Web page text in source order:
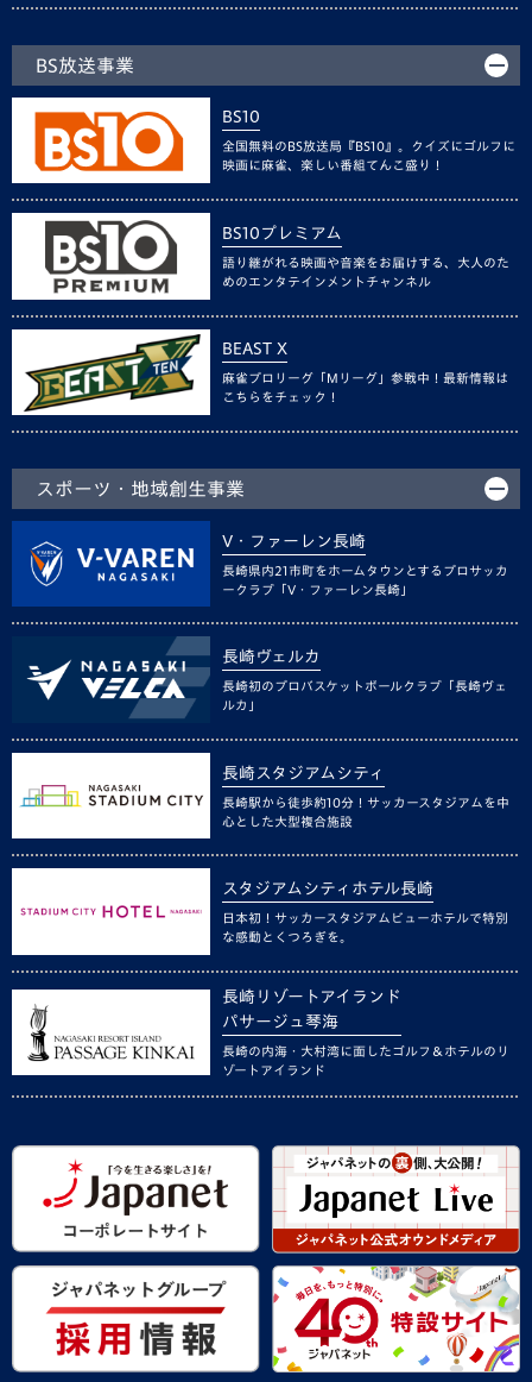
BS放送事業
BS10
全国無料のBS放送局『BS10』。クイズにゴルフに
映画に麻雀、楽しい番組てんこ盛り！
BS10プレミアム
語り継がれる映画や音楽をお届けする、大人のた
めのエンタテインメントチャンネル
BEAST X
麻雀プロリーグ「Mリーグ」参戦中！最新情報は
こちらをチェック！
スポーツ・地域創生事業
V・ファーレン長崎
長崎県内21市町をホームタウンとするプロサッカ
ークラブ「V・ファーレン長崎」
長崎ヴェルカ
長崎初のプロバスケットボールクラブ「長崎ヴェ
ルカ」
長崎スタジアムシティ
長崎駅から徒歩約10分！サッカースタジアムを中
心とした大型複合施設
スタジアムシティホテル長崎
日本初！サッカースタジアムビューホテルで特別
な感動とくつろぎを。
長崎リゾートアイランド
パサージュ琴海
長崎の内海・大村湾に面したゴルフ＆ホテルのリ
ゾートアイランド